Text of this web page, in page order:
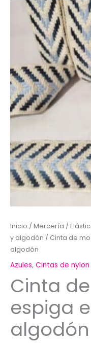
Inicio / Mercería /
y algodón / Cinta de
algodón
Azules, Cintas de
Cinta
espiga
algodón